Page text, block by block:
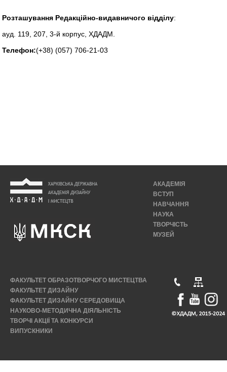
Розташування Редакційно-видавничого відділу:
ауд. 119, 207, 3-й корпус, ХДАДМ.
Телефон:(+38) (057) 706-21-03
АКАДЕМІЯ
ВСТУП
НАВЧАННЯ
НАУКА
ТВОРЧІСТЬ
МУЗЕЙ
ФАКУЛЬТЕТ ОБРАЗОТВОРЧОГО МИСТЕЦТВА
ФАКУЛЬТЕТ ДИЗАЙНУ
ФАКУЛЬТЕТ ДИЗАЙНУ СЕРЕДОВИЩА
НАУКОВО-МЕТОДИЧНА ДІЯЛЬНІСТЬ
ТВОРЧІ АКЦІЇ ТА КОНКУРСИ
ВИПУСКНИКИ